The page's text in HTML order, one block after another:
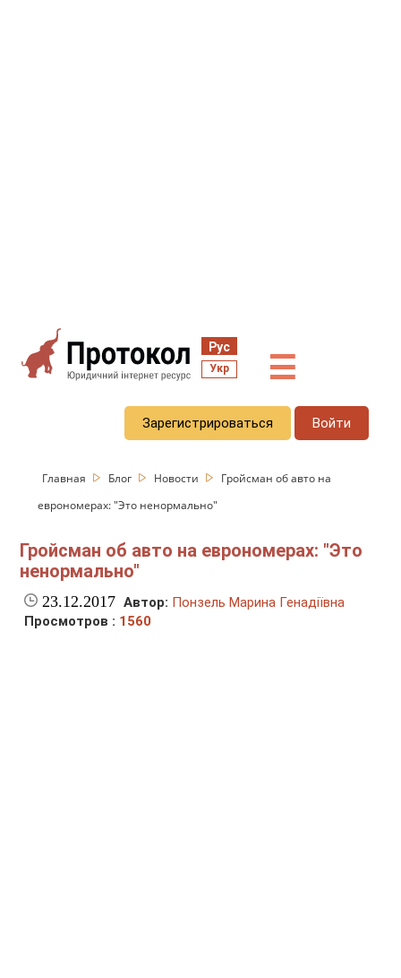
Рус
Укр ☰
Зарегистрироваться Войти
Главная Блог Новости
Гройсман об авто на
еврономерах: "Это ненормально"
Гройсман об авто на еврономерах: "Это
ненормально"
23.12.2017 Автор: Понзель Марина Генадіївна
Просмотров : 1560